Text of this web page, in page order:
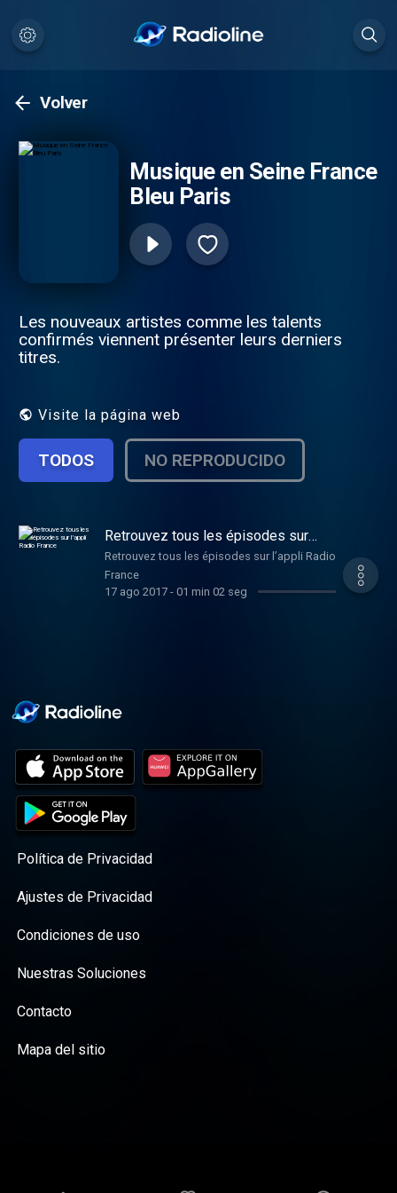
Volver
Musique en Seine France
Bleu Paris
Les nouveaux artistes comme les talents
confirmés viennent présenter leurs derniers
titres.
Visite la página web
TODOS NO REPRODUCIDO
Retrouvez tous les épisodes sur
l’appli Radio France
Retrouvez tous les épisodes sur l’appli Radio
France
17 ago 2017- 01 min 02 seg
Política de Privacidad
Ajustes de Privacidad
Condiciones de uso
Nuestras Soluciones
Contacto
Mapa del sitio